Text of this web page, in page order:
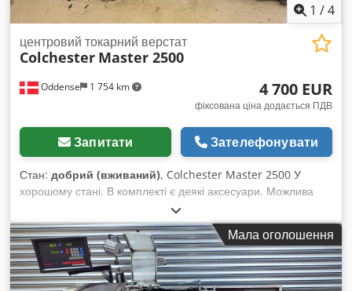
1 /4
Oddense 1 754 km
центровий токарний верстат
Colchester Master 2500
4 700 EUR
фіксована ціна додається ПДВ
Запитати Зателефонувати
Стан: добрий (вживаний), Colchester Master 2500 У
хорошому стані. В комплекті є деякі аксесуари. Можлива
організація транспортування. Dcodpfezp U Apox Afxjk
Мала оголошення